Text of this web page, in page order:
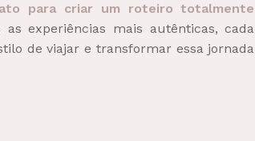
para criar um roteiro totalmente
experiências mais autênticas, cada
de viajar e transformar essa jornada